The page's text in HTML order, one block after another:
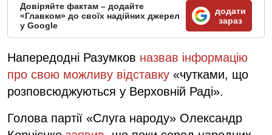
Довіряйте фактам – додайте
«Главком» до своїх надійних джерел
у Google
додати
зараз
Напередодні Разумков назвав інформацію
про свою можливу відставку «чутками, що
розповсюджуються у Верховній Раді».
Голова партії «Слуга народу» Олександр